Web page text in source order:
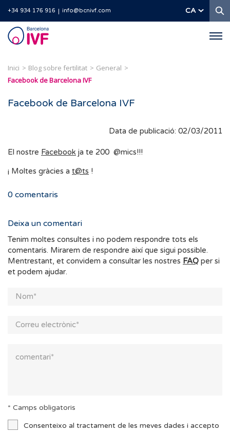
+34 934 176 916 info@bcnivf.com CA
Barcelona
IVF
Inici Blog sobre fertilitat
General
Facebook de Barcelona IVF
Facebook de Barcelona IVF
Data de publicació: 02/03/2011
El nostre Facebook ja te 200 @mics!!!
¡ Moltes gràcies a t@ts !
0 comentaris
Deixa un comentari
Tenim moltes consultes i no podem respondre tots els
comentaris. Mirarem de respondre així que sigui possible.
Mentrestant, et convidem a consultar les nostres FAQ per si
et podem ajudar.
* Camps obligatoris
Consenteixo al tractament de les meves dades i accepto